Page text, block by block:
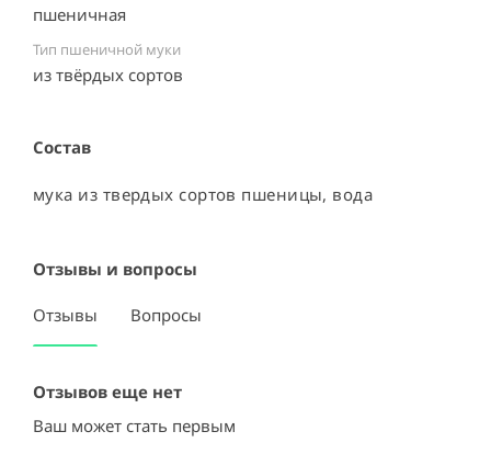
пшеничная
Тип пшеничной муки
из твёрдых сортов
Состав
мука из твердых сортов пшеницы, вода
Отзывы и вопросы
Отзывы Вопросы
Отзывов еще нет
Ваш может стать первым